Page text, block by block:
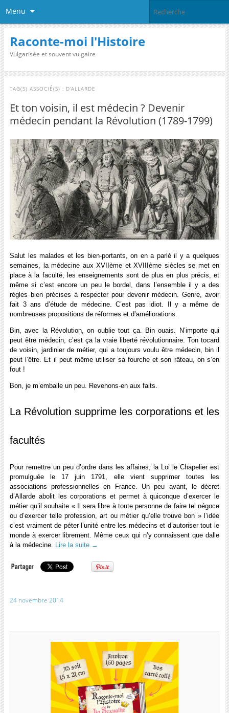
Menu
Raconte-moi l'Histoire
Vulgarisée et souvent vulgaire
TAG(S) ASSOCIÉ(S) : D’ALLARDE
Et ton voisin, il est médecin ? Devenir
médecin pendant la Révolution (1789-1799)
Salut les malades et les bien-portants, on en a parlé il y a quelques
semaines, la médecine aux XVIIème et XVIIIème siècles se met en
place à la faculté, les enseignements sont de plus en plus précis, et
même si c’est encore un peu le bordel, dans l’ensemble il y a des
règles bien précises à respecter pour devenir médecin. Genre, avoir
fait 3 ans d’étude de médecine. C’est pas idiot. Il y a même de
nombreuses propositions de réformes et d’améliorations
Bin, avec la Révolution, on oublie tout ça. Bin ouais. N’importe qui
peut être médecin, c’est ça la vraie liberté révolutionnaire. Ton tocard
de voisin, jardinier de métier, qui a toujours voulu être médecin, bin il
peut l’être. Et il peut même utiliser sa fourche et son râteau, on s’en
fout !
Bon, je m’emballe un peu. Revenons-en aux faits.
La Révolution supprime les corporations et les
facultés
Pour remettre un peu d’ordre dans les affaires, la Loi le Chapelier est
promulguée le 17 juin 1791, elle vient supprimer toutes les
associations professionnelles en France. Un peu avant, le décret
d’Allarde abolit les corporations et permet à quiconque d’exercer le
métier qu’il souhaite « Il sera libre à toute personne de faire tel négoce
ou d’exercer telle profession, art ou métier qu’elle trouve bon » l’idée
c’est vraiment de péter l’unité entre les médecins et d’autoriser tout le
monde à exercer librement. Même ceux qui n’y connaissent que dalle
à la médecine. Lire la suite →
24 novembre 2014